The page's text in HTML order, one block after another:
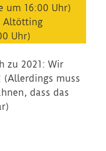
um 16:00 Uhr)
Altötting
Uhr)
zu 2021: Wir
(Allerdings muss
dass das